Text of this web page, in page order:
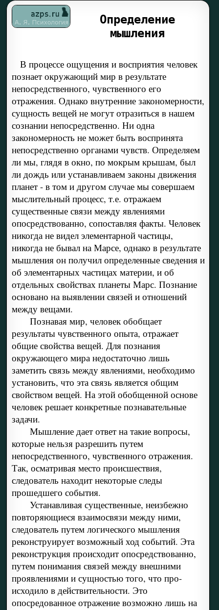
Определение
мышления
В процессе ощущения и восприятия человек
познает окружающий мир в результате
непосредственного, чувственного его
отражения. Однако внутренние закономерности,
сущность вещей не могут отразиться в нашем
сознании непосредственно. Ни одна
закономерность не может быть воспринята
непосредственно органами чувств. Определяем
ли мы, глядя в окно, по мокрым крышам, был
ли дождь или устанавливаем законы движения
планет - в том и другом случае мы совершаем
мыслительный процесс, т.е. отражаем
существенные связи между явлениями
опосредствованно, сопоставляя факты. Человек
никогда не видел элементарной частицы,
никогда не бывал на Марсе, однако в результате
мышления он получил определенные сведения и
об элементарных частицах материи, и об
отдельных свойствах планеты Марс. Познание
основано на выявлении связей и отношений
между вещами.
Познавая мир, человек обобщает
результаты чувственного опыта, отражает
общие свойства вещей. Для познания
окружающего мира недостаточно лишь
заметить связь между явлениями, необходимо
установить, что эта связь является общим
свойством вещей. На этой обобщенной основе
человек решает конкретные познавательные
задачи.
Мышление дает ответ на такие вопросы,
которые нельзя разрешить путем
непосредственного, чувственного отражения.
Так, осматривая место происшествия,
следователь находит некоторые следы
прошедшего события.
Устанавливая существенные, неизбежно
повторяющиеся взаимосвязи между ними,
следователь путем логического мышления
реконструирует возможный ход событий. Эта
реконструкция происходит опосредствованно,
путем понимания связей между внешними
проявлениями и сущностью того, что про-
исходило в действительности. Это
опосредованное отражение возможно лишь на